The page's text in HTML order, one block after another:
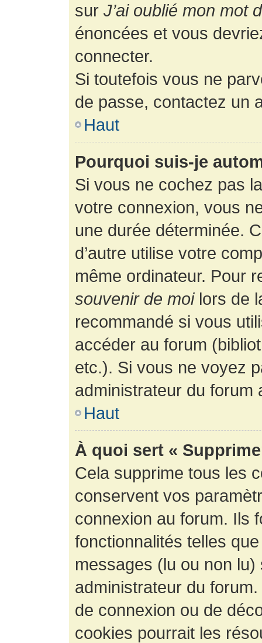
sur J’ai oublié mon mot
énoncées et vous
connecter.
Si toutefois vous ne
de passe, contactez un
Haut
Pourquoi suis-je
Si vous ne cochez pas
votre connexion, vous
une durée déterminée.
d’autre utilise votre
même ordinateur. Pour
souvenir de moilors de
recommandé si vous
accéder au forum
etc.). Si vous ne voyez
administrateur du forum
Haut
À quoi sert «
Cela supprime tous les
conservent vos
connexion au forum. Ils
fonctionnalités telles
messages (lu ou non
administrateur du
de connexion ou de
cookies pourrait les